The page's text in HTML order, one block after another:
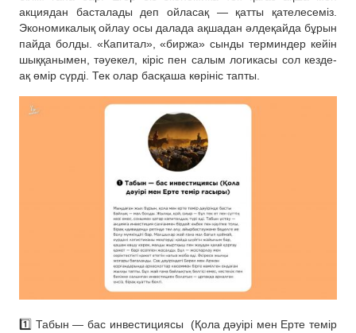
акциядан басталады деп ойласақ — қатты қателесеміз.
Экономикалық ойлау осы далада ақшадан әлдеқайда бұрын
пайда болды. «Капитал», «биржа» сынды терминдер кейін
шыққанымен, тәуекел, кіріс пен салым логикасы сол кезде-
ақ өмір сүрді. Тек олар басқаша көрініс тапты.
1️⃣ Табын — бас инвестициясы (Қола дәуірі мен Ерте темір